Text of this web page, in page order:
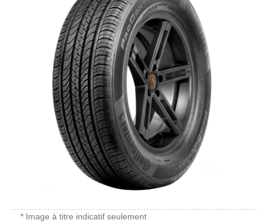
* Image à titre indicatif seulement